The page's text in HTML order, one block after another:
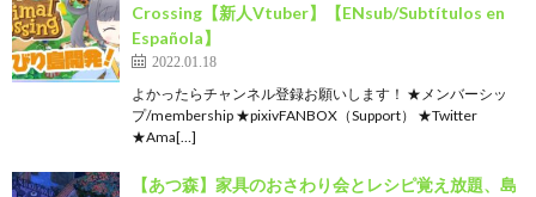
Crossing【新人Vtuber】【ENsub/Subtítulos en
Española】
2022.01.18
よかったらチャンネル登録お願いします！ ★メンバーシッ
プ/membership ★pixivFANBOX（Support） ★Twitter
★Ama[…]
【あつ森】家具のおさわり会とレシピ覚え放題、島